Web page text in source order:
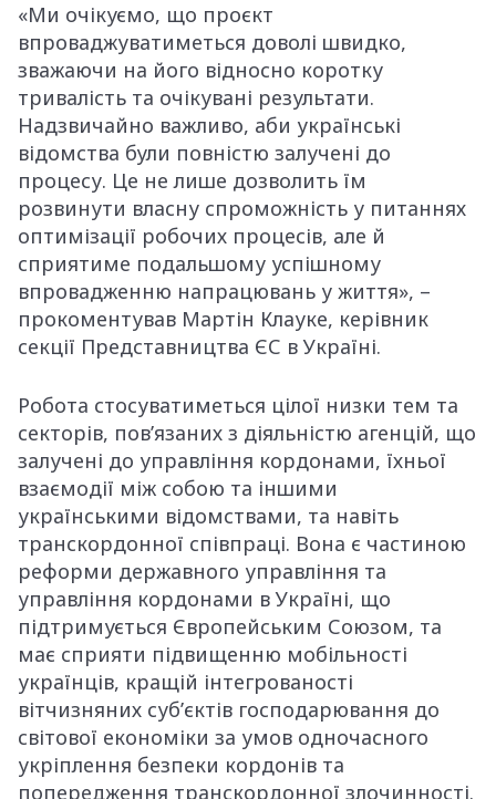
«Ми очікуємо, що проєкт
впроваджуватиметься доволі швидко,
зважаючи на його відносно коротку
тривалість та очікувані результати.
Надзвичайно важливо, аби українські
відомства були повністю залучені до
процесу. Це не лише дозволить їм
розвинути власну спроможність у питаннях
оптимізації робочих процесів, але й
сприятиме подальшому успішному
впровадженню напрацювань у життя», –
прокоментував Мартін Клауке, керівник
секції Представництва ЄС в Україні.
Робота стосуватиметься цілої низки тем та
секторів, пов’язаних з діяльністю агенцій, що
залучені до управління кордонами, їхньої
взаємодії між собою та іншими
українськими відомствами, та навіть
транскордонної співпраці. Вона є частиною
реформи державного управління та
управління кордонами в Україні, що
підтримується Європейським Союзом, та
має сприяти підвищенню мобільності
українців, кращій інтегрованості
вітчизняних суб’єктів господарювання до
світової економіки за умов одночасного
укріплення безпеки кордонів та
попередження транскордонної злочинності.